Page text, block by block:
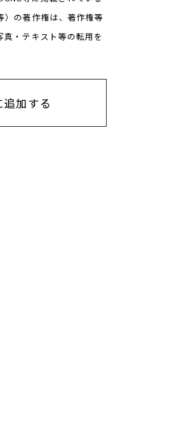
）の著作権は、著作権等
・テキスト等の転用を
加する